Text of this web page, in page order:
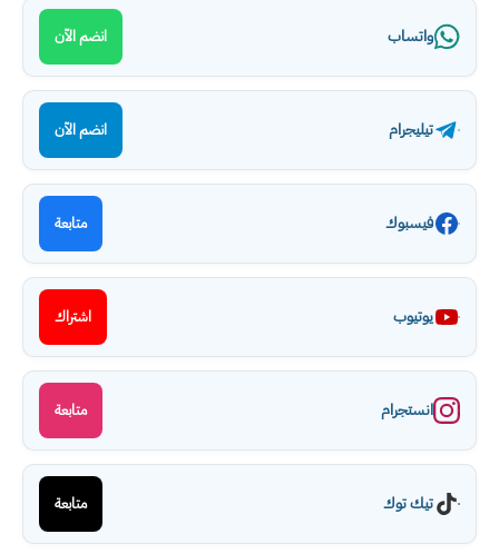
واتساب انضم الآن
تيليجرام انضم الآن
فيسبوك متابعة
يوتيوب اشتراك
انستجرام متابعة
تيك توك متابعة